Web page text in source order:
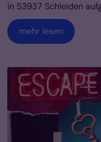
in 53937 Schleiden
mehr lesen